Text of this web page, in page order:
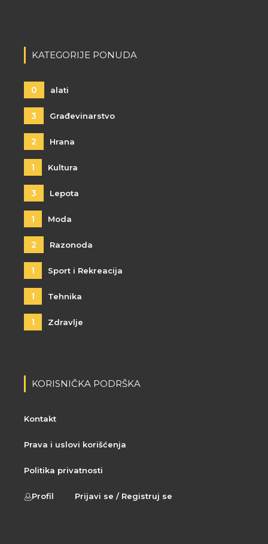
KATEGORIJE PONUDA
0 alati
3 Građevinarstvo
2 Hrana
1 Kultura
3 Lepota
1 Moda
2 Razonoda
1 Sport i Rekreacija
1 Tehnika
1 Zdravlje
KORISNIČKA PODRŠKA
Kontakt
Prava i uslovi korišćenja
Politika privatnosti
Profil Prijavi se / Registruj se